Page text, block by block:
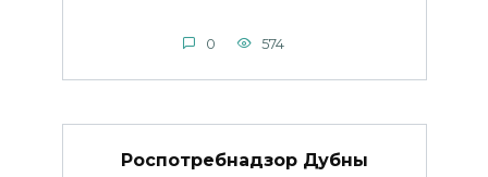
0 574
Роспотребнадзор Дубны